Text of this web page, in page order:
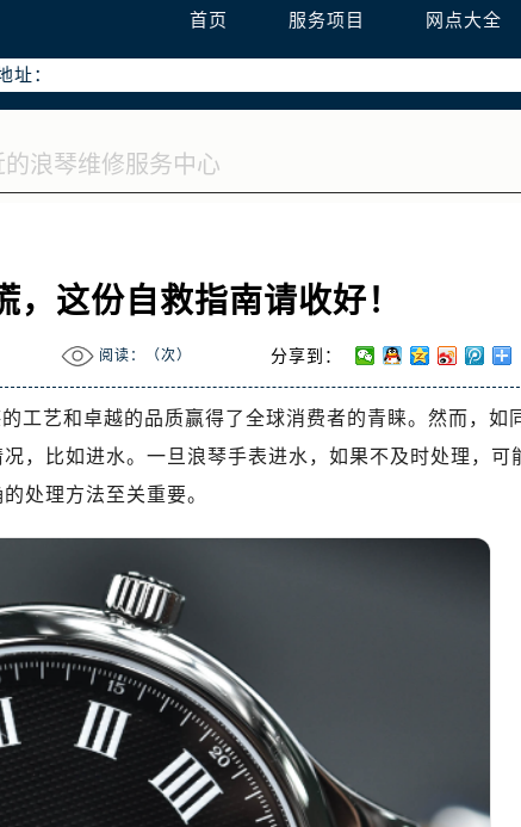
首页 服务项目 网点大全
务热线：400-995-7728
座写字楼29层03室（需提前预约）
富力中心T2座写字楼29层03室室浪琴售后服务中心（需提前
这份自救指南请收好！
阅读：（次） 分享到：
工艺和卓越的品质赢得了全球消费者的青睐。然而，如
，比如进水。一旦浪琴手表进水，如果不及时处理，可
处理方法至关重要。